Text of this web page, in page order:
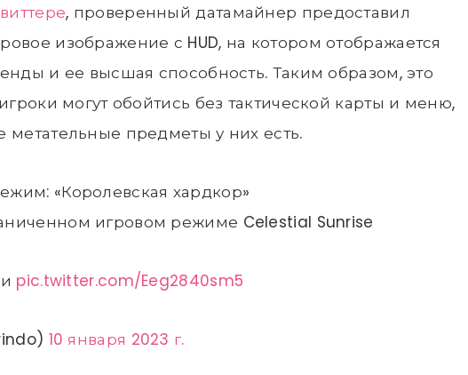
, проверенный датамайнер предоставил
изображение с HUD, на котором отображается
и ее высшая способность. Таким образом, это
могут обойтись без тактической карты и меню,
метательные предметы у них есть.
«Королевская хардкор»
игровом режиме Celestial Sunrise
pic.twitter.com/Eeg2840sm5
10 января 2023 г.